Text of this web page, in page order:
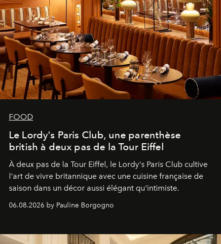
FOOD
Le Lordy's Paris Club, une parenthèse
british à deux pas de la Tour Eiffel
À deux pas de la Tour Eiffel, le Lordy's Paris Club cultive
l'art de vivre britannique avec une cuisine française de
saison dans un décor aussi élégant qu'intimiste.
06.08.2026 by Pauline Borgogno